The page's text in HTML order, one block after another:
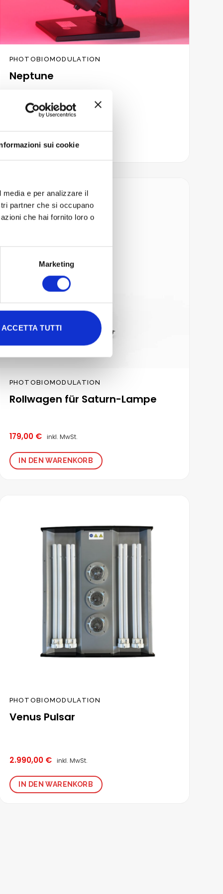
sui cookie
e per analizzare il
partner che si occupano
che hai fornito loro o
Marketing
ACCETTA TUTTI
PHOTOBIOMODULATION
Neptune
von 5
(6)
€ inkl. MwSt.
IN DEN WARENKORB
PHOTOBIOMODULATION
Rollwagen für Saturn-Lampe
179,00 € inkl. MwSt.
IN DEN WARENKORB
Wunschliste
PHOTOBIOMODULATION
Venus Pulsar
2.990,00 € inkl. MwSt.
IN DEN WARENKORB